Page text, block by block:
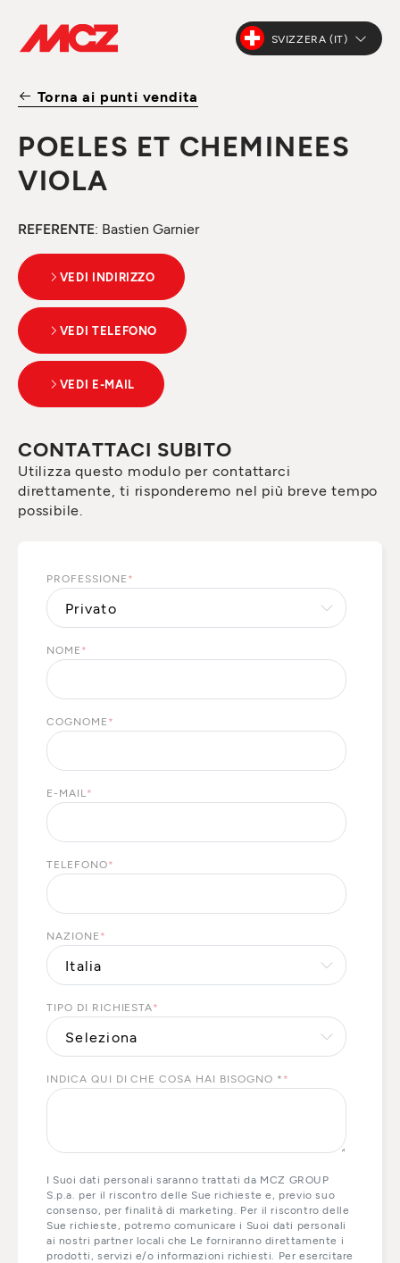
SVIZZERA (IT)
Torna ai punti vendita
POELES ET CHEMINEES
VIOLA
REFERENTE: Bastien Garnier
VEDI INDIRIZZO
VEDI TELEFONO
VEDI E-MAIL
CONTATTACI SUBITO
Utilizza questo modulo per contattarci
direttamente, ti risponderemo nel più breve tempo
possibile.
PROFESSIONE *
NOME *
COGNOME *
E-MAIL *
TELEFONO*
NAZIONE *
TIPO DI RICHIESTA*
INDICA QUI DI CHE COSA HAI BISOGNO * *
I Suoi dati personali saranno trattati da MCZ GROUP
S.p.a. per il riscontro delle Sue richieste e, previo suo
consenso, per finalità di marketing. Per il riscontro delle
Sue richieste, potremo comunicare i Suoi dati personali
ai nostri partner locali che Le forniranno direttamente i
prodotti, servizi e/o informazioni richiesti. Per esercitare